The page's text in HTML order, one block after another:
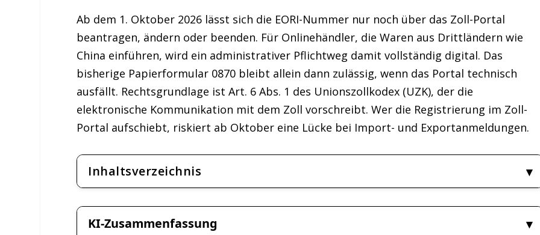
Ab dem 1. Oktober 2026 lässt sich die EORI-Nummer nur noch über das Zoll-Portal
beantragen, ändern oder beenden. Für Onlinehändler, die Waren aus Drittländern wie
China einführen, wird ein administrativer Pflichtweg damit vollständig digital. Das
bisherige Papierformular 0870 bleibt allein dann zulässig, wenn das Portal technisch
ausfällt. Rechtsgrundlage ist Art. 6 Abs. 1 des Unionszollkodex (UZK), der die
elektronische Kommunikation mit dem Zoll vorschreibt. Wer die Registrierung im Zoll-
Portal aufschiebt, riskiert ab Oktober eine Lücke bei Import- und Exportanmeldungen.
Inhaltsverzeichnis
KI-Zusammenfassung